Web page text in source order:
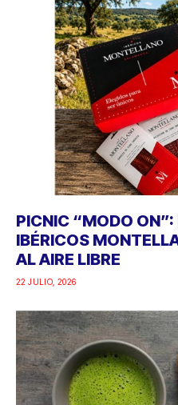
PICNIC “MODO ON”:
IBÉRICOS
AL AIRE LIBRE
22 JULIO, 2026